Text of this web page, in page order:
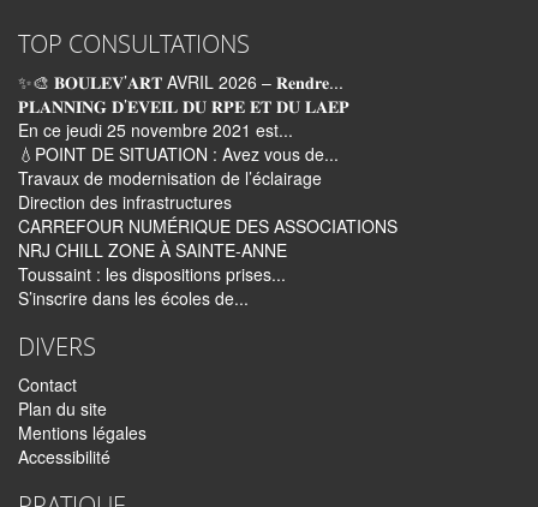
TOP CONSULTATIONS
✨🎨 𝐁𝐎𝐔𝐋𝐄𝐕’𝐀𝐑𝐓 AVRIL 2026 – 𝐑𝐞𝐧𝐝𝐫𝐞...
𝐏𝐋𝐀𝐍𝐍𝐈𝐍𝐆 𝐃’𝐄𝐕𝐄𝐈𝐋 𝐃𝐔 𝐑𝐏𝐄 𝐄𝐓 𝐃𝐔 𝐋𝐀𝐄𝐏
En ce jeudi 25 novembre 2021 est...
💧POINT DE SITUATION : Avez vous de...
Travaux de modernisation de l’éclairage
Direction des infrastructures
CARREFOUR NUMÉRIQUE DES ASSOCIATIONS
NRJ CHILL ZONE À SAINTE-ANNE
Toussaint : les dispositions prises...
S’inscrire dans les écoles de...
DIVERS
Contact
Plan du site
Mentions légales
Accessibilité